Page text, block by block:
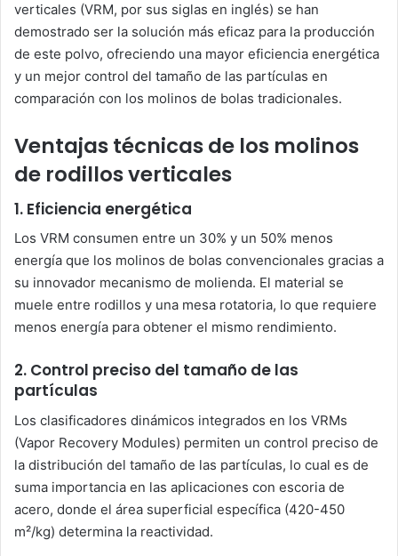
verticales (VRM, por sus siglas en inglés) se han
demostrado ser la solución más eficaz para la producción
de este polvo, ofreciendo una mayor eficiencia energética
y un mejor control del tamaño de las partículas en
comparación con los molinos de bolas tradicionales.
Ventajas técnicas de los molinos
de rodillos verticales
1. Eficiencia energética
Los VRM consumen entre un 30% y un 50% menos
energía que los molinos de bolas convencionales gracias a
su innovador mecanismo de molienda. El material se
muele entre rodillos y una mesa rotatoria, lo que requiere
menos energía para obtener el mismo rendimiento.
2. Control preciso del tamaño de las
partículas
Los clasificadores dinámicos integrados en los VRMs
(Vapor Recovery Modules) permiten un control preciso de
la distribución del tamaño de las partículas, lo cual es de
suma importancia en las aplicaciones con escoria de
acero, donde el área superficial específica (420-450
m²/kg) determina la reactividad.